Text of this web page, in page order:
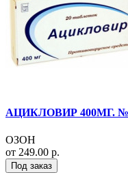
АЦИКЛОВИР 400МГ.
ОЗОН
от 249.00 р.
Под заказ